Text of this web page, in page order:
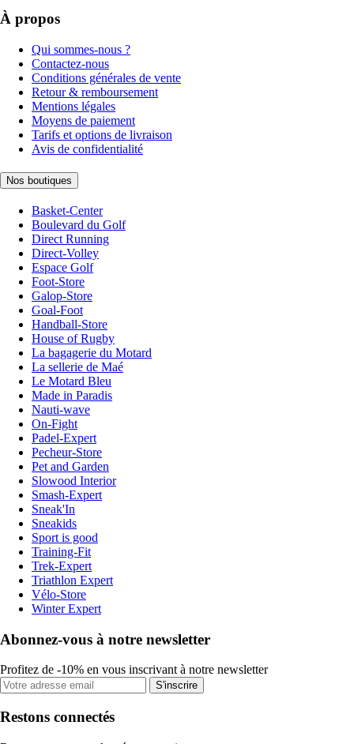
À propos
Qui sommes-nous ?
Contactez-nous
Conditions générales de vente
Retour & remboursement
Mentions légales
Moyens de paiement
Tarifs et options de livraison
Avis de confidentialité
Nos boutiques
Basket-Center
Boulevard du Golf
Direct Running
Direct-Volley
Espace Golf
Foot-Store
Galop-Store
Goal-Foot
Handball-Store
House of Rugby
La bagagerie du Motard
La sellerie de Maé
Le Motard Bleu
Made in Paradis
Nauti-wave
On-Fight
Padel-Expert
Pecheur-Store
Pet and Garden
Slowood Interior
Smash-Expert
Sneak'In
Sneakids
Sport is good
Training-Fit
Trek-Expert
Triathlon Expert
Vélo-Store
Winter Expert
Abonnez-vous à notre newsletter
Profitez de -10% en vous inscrivant à notre newsletter
S'inscrire
Restons connectés